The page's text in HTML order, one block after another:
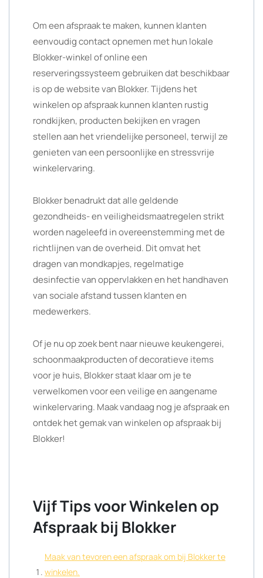
Om een afspraak te maken, kunnen klanten
eenvoudig contact opnemen met hun lokale
Blokker-winkel of online een
reserveringssysteem gebruiken dat beschikbaar
is op de website van Blokker. Tijdens het
winkelen op afspraak kunnen klanten rustig
rondkijken, producten bekijken en vragen
stellen aan het vriendelijke personeel, terwijl ze
genieten van een persoonlijke en stressvrije
winkelervaring.
Blokker benadrukt dat alle geldende
gezondheids- en veiligheidsmaatregelen strikt
worden nageleefd in overeenstemming met de
richtlijnen van de overheid. Dit omvat het
dragen van mondkapjes, regelmatige
desinfectie van oppervlakken en het handhaven
van sociale afstand tussen klanten en
medewerkers.
Of je nu op zoek bent naar nieuwe keukengerei,
schoonmaakproducten of decoratieve items
voor je huis, Blokker staat klaar om je te
verwelkomen voor een veilige en aangename
winkelervaring. Maak vandaag nog je afspraak en
ontdek het gemak van winkelen op afspraak bij
Blokker!
Vijf Tips voor Winkelen op
Afspraak bij Blokker
Maak van tevoren een afspraak om bij Blokker te
winkelen.